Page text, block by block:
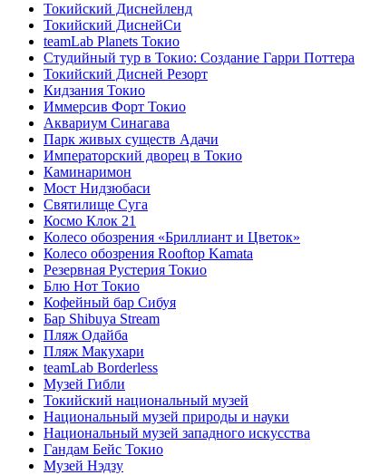
Токийский Диснейленд
Токийский ДиснейСи
teamLab Planets Токио
Студийный тур в Токио: Создание Гарри Поттера
Токийский Дисней Резорт
Кидзания Токио
Иммерсив Форт Токио
Аквариум Синагава
Парк живых существ Адачи
Императорский дворец в Токио
Каминаримон
Мост Нидзюбаси
Святилище Суга
Космо Клок 21
Колесо обозрения «Бриллиант и Цветок»
Колесо обозрения Rooftop Kamata
Резервная Рустерия Токио
Блю Нот Токио
Кофейный бар Сибуя
Бар Shibuya Stream
Пляж Одайба
Пляж Макухари
teamLab Borderless
Музей Гибли
Токийский национальный музей
Национальный музей природы и науки
Национальный музей западного искусства
Гандам Бейс Токио
Музей Нэдзу